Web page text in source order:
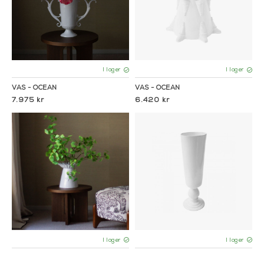
I lager
VAS - OCEAN
7.975 kr
I lager
VAS - OCEAN
6.420 kr
I lager I lager